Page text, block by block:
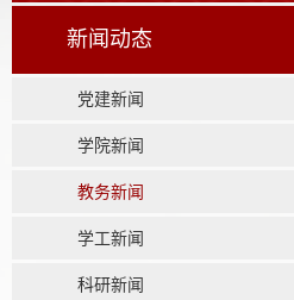
新闻动态
党建新闻
学院新闻
教务新闻
学工新闻
科研新闻